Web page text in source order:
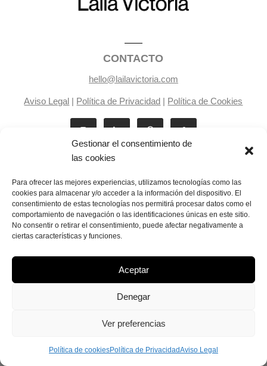
Gestionar el consentimiento de
las cookies
Para ofrecer las mejores experiencias, utilizamos tecnologías como las
cookies para almacenar y/o acceder a la información del dispositivo. El
consentimiento de estas tecnologías nos permitirá procesar datos como el
comportamiento de navegación o las identificaciones únicas en este sitio.
No consentir o retirar el consentimiento, puede afectar negativamente a
ciertas características y funciones.
Aceptar
Denegar
Ver preferencias
Política de cookiesPolítica de PrivacidadAviso Legal
CONTACTO
hello@lailavictoria.com
Aviso Legal | Política de Privacidad | Política de Cookies
Laila Victoria © copyright 2025